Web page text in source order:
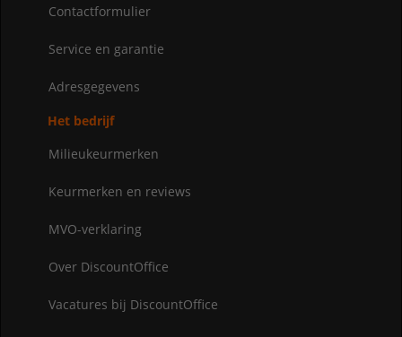
Contactformulier
Service en garantie
Adresgegevens
Het bedrijf
Milieukeurmerken
Keurmerken en reviews
MVO-verklaring
Over DiscountOffice
Vacatures bij DiscountOffice